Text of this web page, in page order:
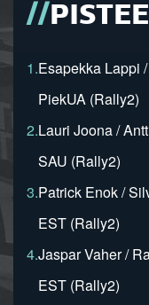
1.Esapekka Lappi
PiekUA (Rally2)
2.Lauri Joona /
SAU (Rally2)
3.Patrick Enok /
EST (Rally2)
4.Jaspar Vaher /
EST (Rally2)